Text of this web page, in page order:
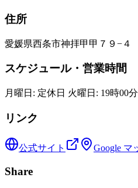
住所
愛媛県西条市神拝甲甲７９−４
スケジュール・営業時間
月曜日: 定休日 火曜日: 19時00
リンク
公式サイト Google マ
Share